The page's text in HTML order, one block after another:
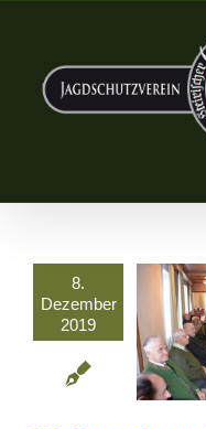
8.
Dezember
2019